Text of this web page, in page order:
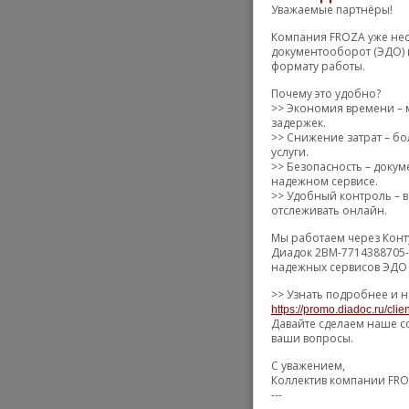
Уважаемые партнёры!
Компания FROZA уже
документооборот (ЭДО)
формату работы.
Почему это удобно?
>> Экономия времени –
задержек.
>> Снижение затрат –
услуги.
>> Безопасность –
надежном сервисе.
>> Удобный контроль –
отслеживать онлайн.
Мы работаем через
Диадок 2BM-
надежных сервисов
>> Узнать подробнее и
https://promo.diadoc.ru/
Давайте сделаем наше
ваши вопросы.
С уважением,
Коллектив компании
---